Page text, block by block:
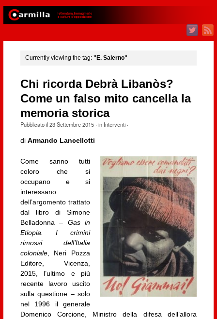
Currently viewing the tag: "E. Salerno"
Chi ricorda Debrà Libanòs?
Come un falso mito cancella la
memoria storica
Pubblicato il23 Settembre 2015· in Interventi·
di Armando Lancellotti
Come sanno tutti
coloro che si
occupano e si
interessano
dell’argomento trattato
dal libro di Simone
Belladonna – Gas in
Etiopia. I crimini
rimossi dell’Italia
coloniale, Neri Pozza
Editore, Vicenza,
2015, l’ultimo e più
recente lavoro uscito
sulla questione – solo
nel 1996 il generale
Domenico Corcione, Ministro della difesa dell’allora